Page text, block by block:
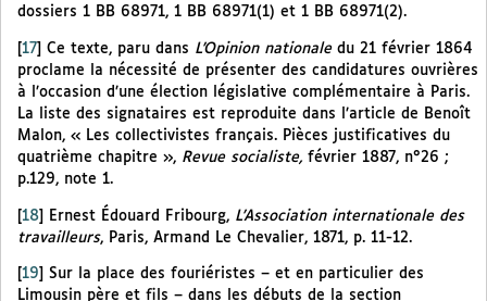
dossiers 1 BB 68971, 1 BB 68971(1) et 1 BB 68971(2).
17 Ce texte, paru dans L’Opinion nationaledu 21 février 1864
proclame la nécessité de présenter des candidatures ouvrières
à l’occasion d’une élection législative complémentaire à Paris.
La liste des signataires est reproduite dans l’article de Benoît
Malon, « Les collectivistes français. Pièces justificatives du
quatrième chapitre », Revue socialiste, février 1887, n°26 ;
p.129, note 1.
[18] Ernest Édouard Fribourg, L’Association internationale des
travailleurs, Paris, Armand Le Chevalier, 1871, p. 11-12.
19
Sur la place des fouriéristes – et en particulier des
Limousin père et fils – dans les débuts de la section